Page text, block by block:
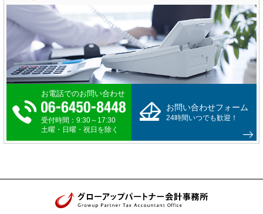
お電話でのお問い合わせ
受付時間：9:30～17:30
土曜・日曜・祝日を除く
お問い合わせフォーム
24時間いつでも歓迎！